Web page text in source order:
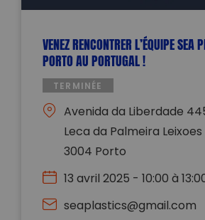
VENEZ RENCONTRER L’ÉQUIPE SEA
PORTO AU PORTUGAL !
TERMINÉE
Avenida da Liberdade
Leca da Palmeira Leixoes
3004 Porto
13 avril 2025 - 10:00 à
seaplastics@gmail.com